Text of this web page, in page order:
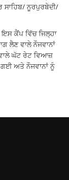
ਨੂਰਪੁਰਬੇਦੀ/
ਕੈਂਪ ਵਿੱਚ ਜਿਲ੍ਹਾ
ਲੈਣ ਵਾਲੇ ਨੌਜਵਾਨਾਂ
ਘੱਟ ਰੇਟ ਵਿਆਜ਼
ਗਈ ਅਤੇ ਨੌਜਵਾਨਾਂ ਨੂੰ